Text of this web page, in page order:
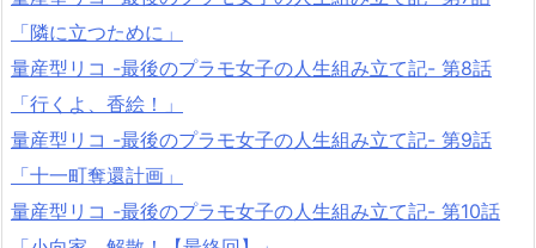
「隣に立つために」
量産型リコ -最後のプラモ女子の人生組み立て記- 第8話
「行くよ、香絵！」
量産型リコ -最後のプラモ女子の人生組み立て記- 第9話
「十一町奪還計画」
量産型リコ -最後のプラモ女子の人生組み立て記- 第10話